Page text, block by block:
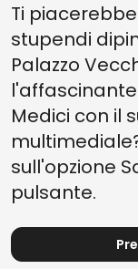
Ti
stupendi
Palazzo
Medici con il
sull'opzione
pulsante.